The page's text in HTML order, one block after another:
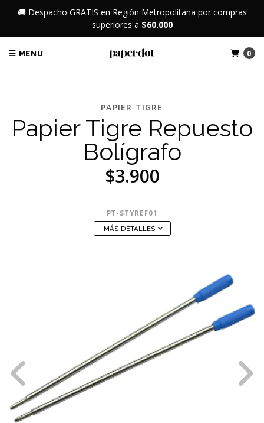
🚚 Despacho GRATIS en Región Metropolitana por compras
superiores a $60.000
MENU 0
PAPIER TIGRE
Papier Tigre Repuesto
Bolígrafo
$3.900
PT-STYREF01
MÁS DETALLES